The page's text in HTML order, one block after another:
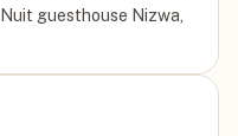
guesthouse Nizwa,